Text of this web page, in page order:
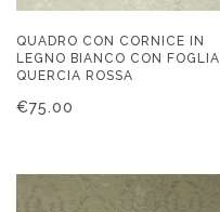
QUADRO CON CORNICE IN
LEGNO BIANCO CON FOGLIA
QUERCIA ROSSA
€75.00